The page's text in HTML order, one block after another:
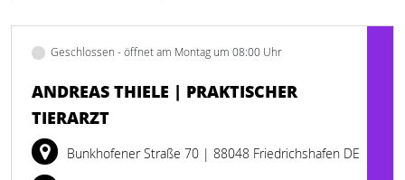
Geschlossen - öffnet am Montag um 08:00 Uhr
ANDREAS THIELE | PRAKTISCHER
TIERARZT
Bunkhofener Straße 70 | 88048 Friedrichshafen DE